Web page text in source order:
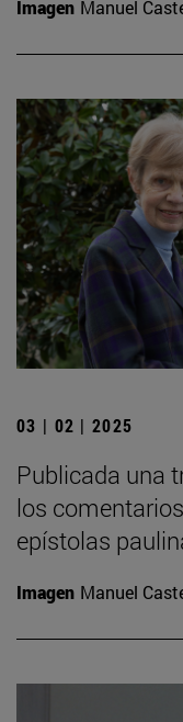
Imagen Manuel
03 | 02 | 2025
Publicada una
los
epístolas
Imagen Manuel